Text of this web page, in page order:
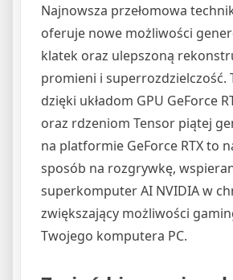
‌Najnowsza przełomowa
oferuje nowe możliwości
klatek oraz ulepszoną
promieni i superrozdzielczość.
dzięki układom GPU GeForce
oraz rdzeniom Tensor piątej
na platformie GeForce RTX to
sposób na rozgrywkę,
superkomputer AI NVIDIA w
zwiększający możliwości
Twojego komputera PC.